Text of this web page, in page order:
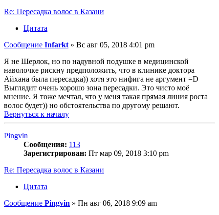
Re: Пересадка волос в Казани
Цитата
Сообщение Infarkt » Вс авг 05, 2018 4:01 pm
Я не Шерлок, но по надувной подушке в медицинской
наволочке рискну предположить, что в клинике доктора
Айхана была пересадка)) хотя это нифига не аргумент =D
Выглядит очень хорошо зона пересадки. Это чисто моё
мнение. Я тоже мечтал, что у меня такая прямая линия роста
волос будет)) но обстоятельства по другому решают.
Вернуться к началу
Pingvin
Сообщения: 113
Зарегистрирован: Пт мар 09, 2018 3:10 pm
Re: Пересадка волос в Казани
Цитата
Сообщение Pingvin » Пн авг 06, 2018 9:09 am